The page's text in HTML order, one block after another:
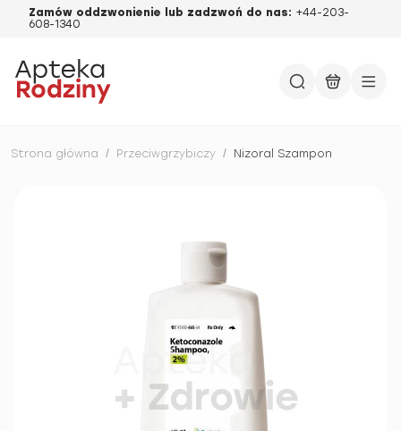
Zamów oddzwonienie lub zadzwoń do nas: +44-203-
608-1340
Strona główna / Przeciwgrzybiczy / Nizoral Szampon